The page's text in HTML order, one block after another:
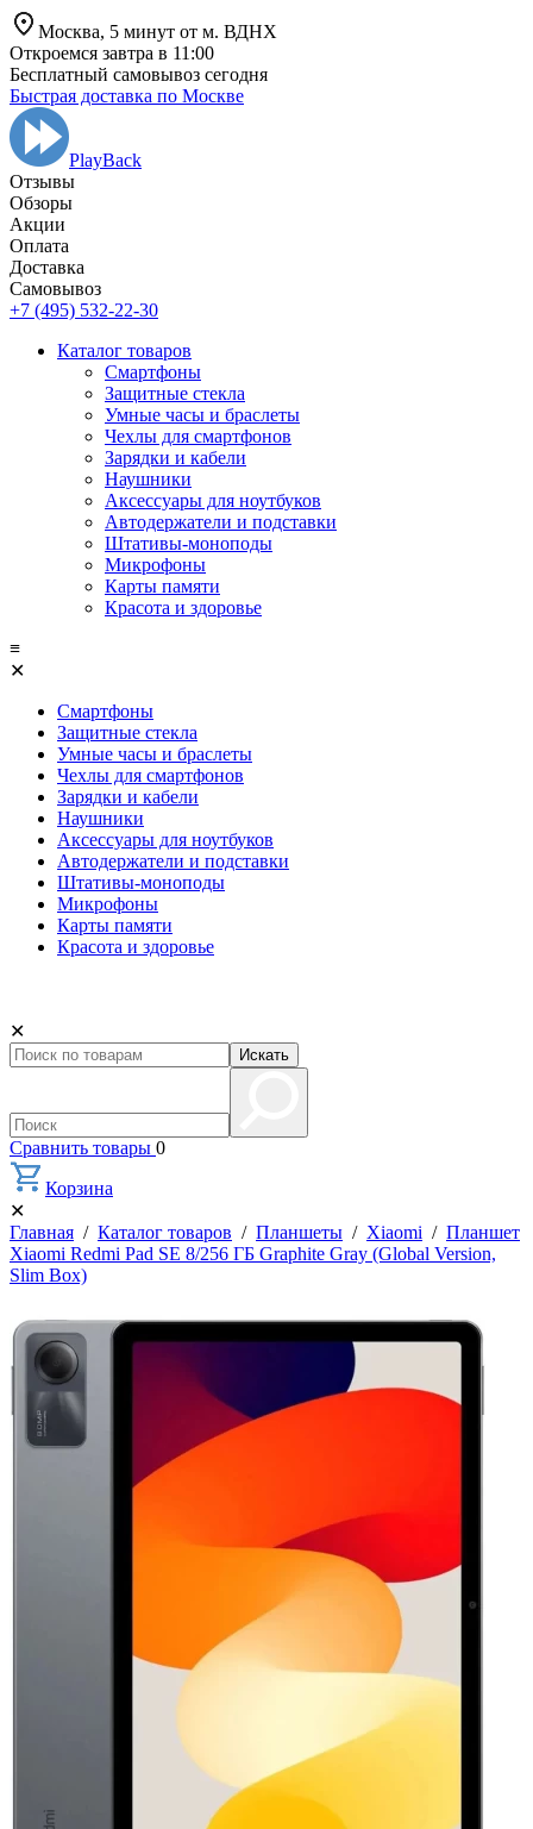
Москва, 5 минут от м. ВДНХ
Откроемся завтра в 11:00
Бесплатный самовывоз сегодня
Быстрая доставка по Москве
PlayBack
Отзывы
Обзоры
Aкции
Оплата
Доставка
Самовывоз
+7 (495) 532-22-30
Каталог товаров
Смартфоны
Защитные стекла
Умные часы и браслеты
Чехлы для смартфонов
Зарядки и кабели
Наушники
Аксессуары для ноутбуков
Автодержатели и подставки
Штативы-моноподы
Микрофоны
Карты памяти
Красота и здоровье
≡
✕
Смартфоны
Защитные стекла
Умные часы и браслеты
Чехлы для смартфонов
Зарядки и кабели
Наушники
Аксессуары для ноутбуков
Автодержатели и подставки
Штативы-моноподы
Микрофоны
Карты памяти
Красота и здоровье
✕
Искать
Сравнить товары 0
Корзина
✕
Главная / Каталог товаров / Планшеты / Xiaomi / Планшет
Xiaomi Redmi Pad SE 8/256 ГБ Graphite Gray (Global Version,
Slim Box)